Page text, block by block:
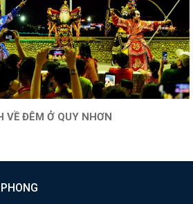
VỀ ĐÊM Ở QUY NHƠN